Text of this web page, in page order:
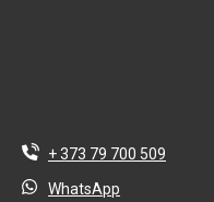
+ 373 79 700 509
WhatsApp